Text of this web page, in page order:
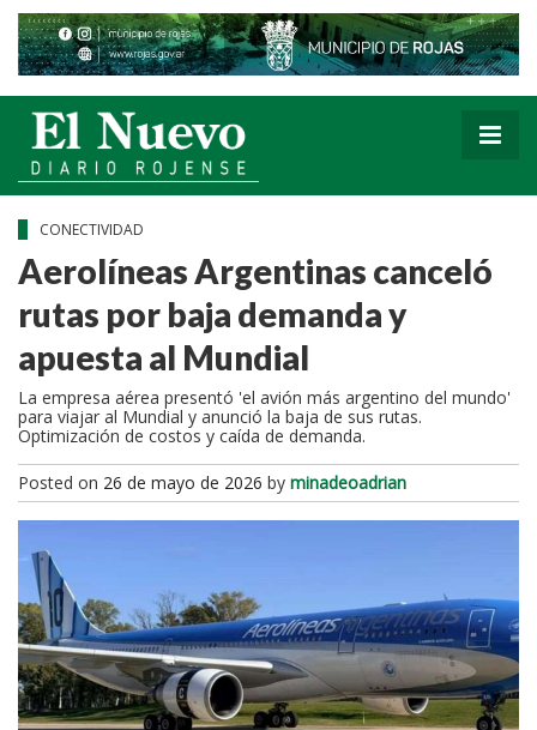
CONECTIVIDAD
Aerolíneas Argentinas canceló
rutas por baja demanda y
apuesta al Mundial
La empresa aérea presentó 'el avión más argentino del mundo'
para viajar al Mundial y anunció la baja de sus rutas.
Optimización de costos y caída de demanda.
Posted on 26 de mayo de 2026 by minadeoadrian